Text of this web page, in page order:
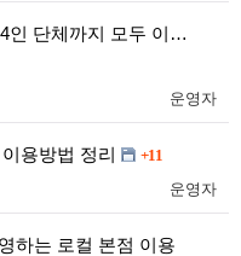
인 단체까지 모두 이…
운영자
용방법 정리 +11
운영자
하는 로컬 본점 이용